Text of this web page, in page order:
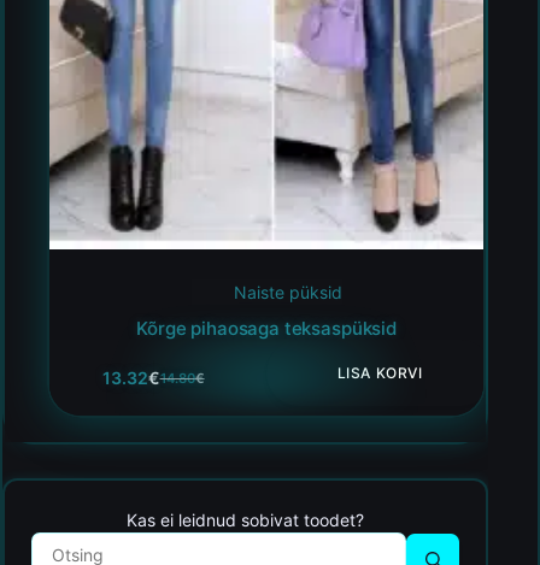
Naiste püksid
Kõrge pihaosaga teksaspüksid
14.80€
13.32€ LISA KORVI
Kas ei leidnud sobivat toodet?